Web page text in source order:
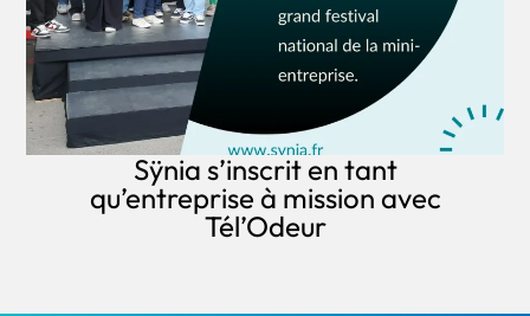
Sÿnia s’inscrit en tant
qu’entreprise à mission avec
Tél’Odeur